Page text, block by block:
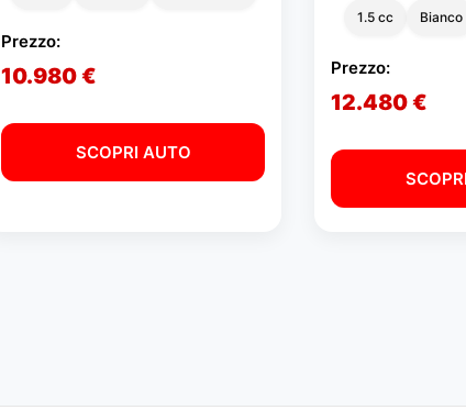
Prezzo:
10.980 €
SCOPRI AUTO
1.5 cc Bianco
Prezzo:
12.480 €